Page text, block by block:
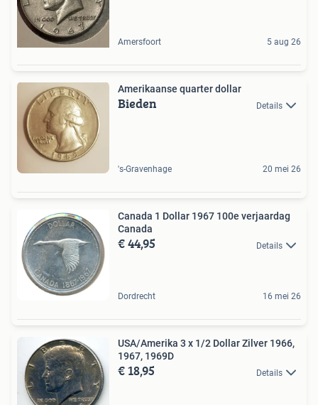
Amersfoort 5 aug 26
Amerikaanse quarter dollar
Bieden Details
's-Gravenhage 20 mei 26
Canada 1 Dollar 1967 100e verjaardag
Canada
€ 44,95 Details
Dordrecht 16 mei 26
USA/Amerika 3 x 1/2 Dollar Zilver 1966,
1967, 1969D
€ 18,95 Details